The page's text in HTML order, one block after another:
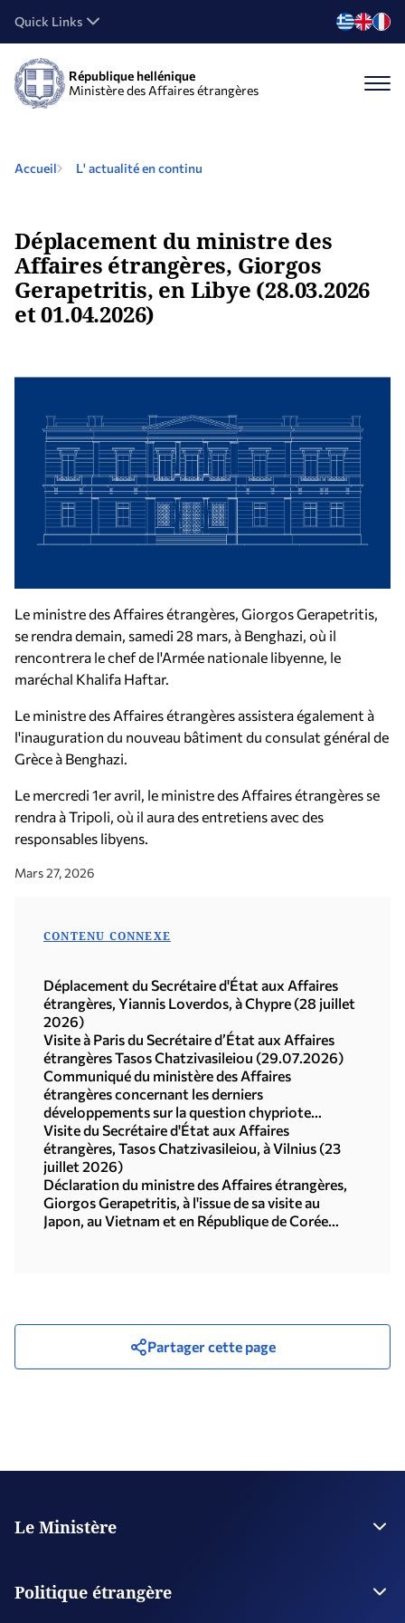
Quick Links
République hellénique
Ministère des Affaires étrangères
Accueil L' actualité en continu
Déplacement du ministre des
Affaires étrangères, Giorgos
Gerapetritis, en Libye (28.03.2026
et 01.04.2026)
Le ministre des Affaires étrangères, Giorgos Gerapetritis,
se rendra demain, samedi 28 mars, à Benghazi, où il
rencontrera le chef de l'Armée nationale libyenne, le
maréchal Khalifa Haftar.
Le ministre des Affaires étrangères assistera également à
l'inauguration du nouveau bâtiment du consulat général de
Grèce à Benghazi.
Le mercredi 1er avril, le ministre des Affaires étrangères se
rendra à Tripoli, où il aura des entretiens avec des
responsables libyens.
Mars 27, 2026
CONTENU CONNEXE
Déplacement du Secrétaire d'État aux Affaires
étrangères, Yiannis Loverdos, à Chypre (28 juillet
2026)
Visite à Paris du Secrétaire d’État aux Affaires
étrangères Tasos Chatzivasileiou (29.07.2026)
Communiqué du ministère des Affaires
étrangères concernant les derniers
développements sur la question chypriote
(29.07.2026)
Visite du Secrétaire d'État aux Affaires
étrangères, Tasos Chatzivasileiou, à Vilnius (23
juillet 2026)
Déclaration du ministre des Affaires étrangères,
Giorgos Gerapetritis, à l'issue de sa visite au
Japon, au Vietnam et en République de Corée
Partager cette page
Le Ministère
Plan stratégique
Organisations supervisées
Politique étrangère